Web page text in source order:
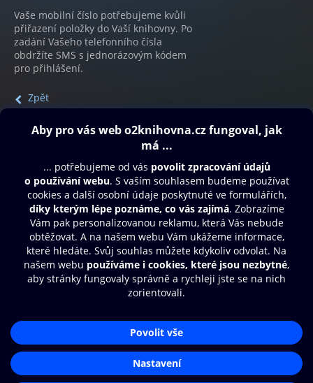
Vaše mobilní číslo potřebujeme kvůli
přiřazení položky do Vaší knihovny. Po
zadání Vašeho telefonního čísla
obdržíte SMS s jednorázovým kódem
pro přihlášení.
Zpět
Obsah ke stažení
Moje O2 Knihovna
Další zábava
© O2 Czech Republic a.s.
Přístupnost
Zásady zpracování osobních údajůAplikace O2 Knihovna
Čti a poslouchej své e-knihy a
audioknihy rychleji a pohodlněji.